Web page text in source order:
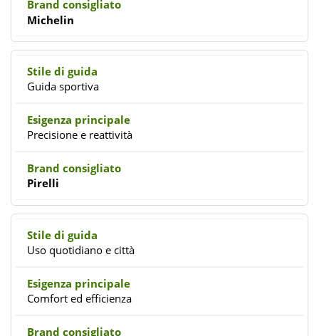
Michelin
Guida sportiva
Precisione e reattività
Pirelli
Uso quotidiano e città
Comfort ed efficienza